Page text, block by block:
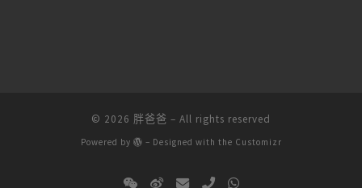
© 2026 胖爸爸 – All rights reserved
Powered by – Designed with the Customizr